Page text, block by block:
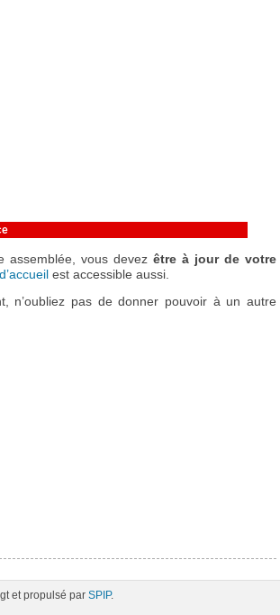
assemblée, vous devez être à jour de votre
est accessible aussi.
n’oubliez pas de donner pouvoir à un autre
et propulsé par SPIP.